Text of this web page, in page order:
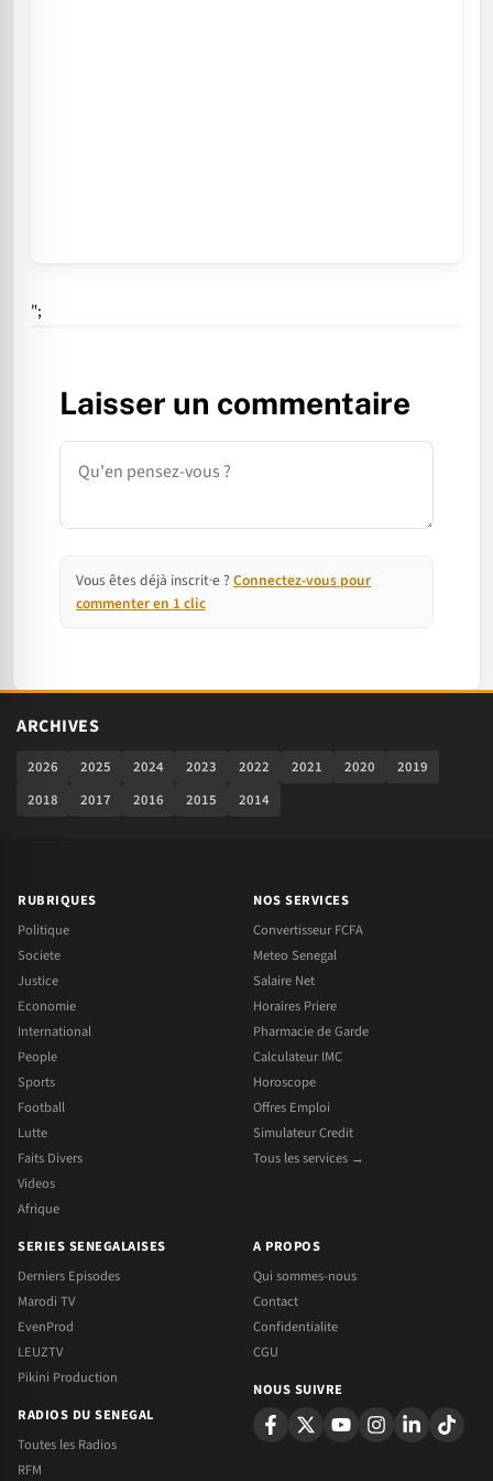
";
Laisser un commentaire
Commentaire
Vous êtes déjà inscrit·e ? Connectez-vous pour
commenter en 1 clic
ARCHIVES
2026 2025 2024 2023 2022 2021 2020
2019
2018
2017 2016 2015 2014
RUBRIQUES
Politique
Societe
Justice
Economie
International
People
Sports
Football
Lutte
Faits Divers
Videos
Afrique
NOS SERVICES
Convertisseur FCFA
Meteo Senegal
Salaire Net
Horaires Priere
Pharmacie de Garde
Calculateur IMC
Horoscope
Offres Emploi
Simulateur Credit
Tous les services →
SERIES SENEGALAISES
Derniers Episodes
Marodi TV
EvenProd
LEUZTV
Pikini Production
RADIOS DU SENEGAL
Toutes les Radios
RFM
A PROPOS
Qui sommes-nous
Contact
Confidentialite
CGU
NOUS SUIVRE